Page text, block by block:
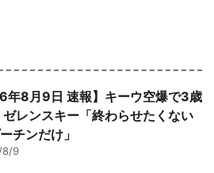
年8月9日 速報】キーウ空爆で3歳
ゼレンスキー「終わらせたくない
チンだけ」
8/9